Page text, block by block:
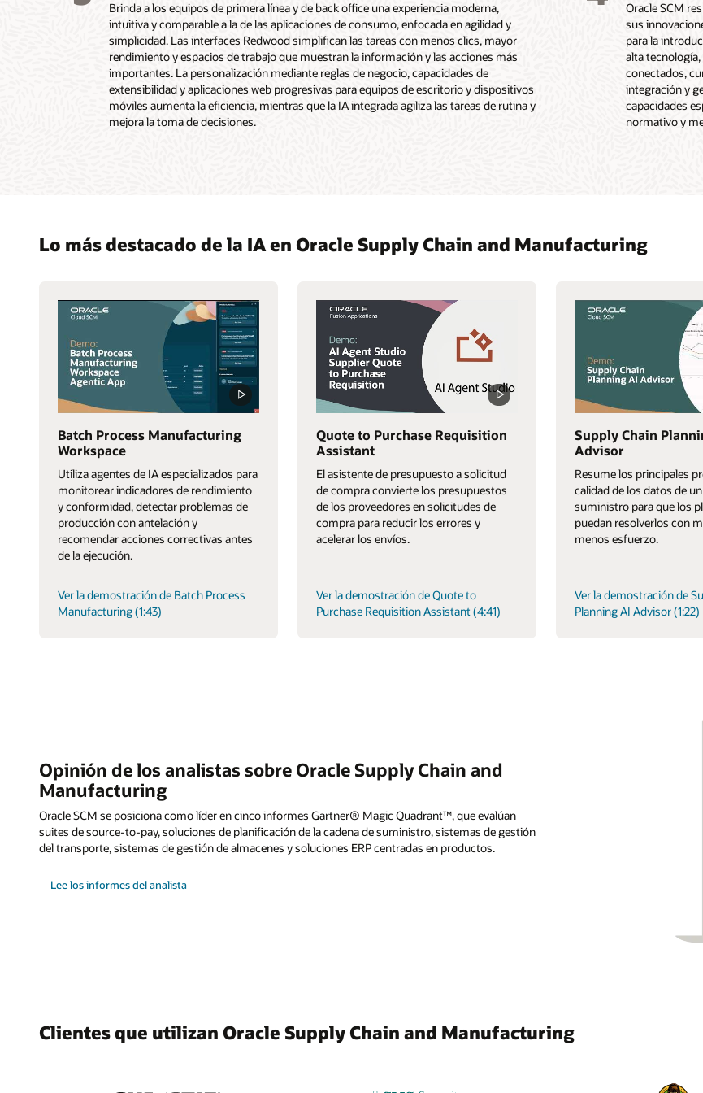
Brinda a los equipos de primera línea y de back office una experiencia moderna,
intuitiva y comparable a la de las aplicaciones de consumo, enfocada en agilidad y
simplicidad. Las interfaces Redwood simplifican las tareas con menos clics, mayor
rendimiento y espacios de trabajo que muestran la información y las acciones más
importantes. La personalización mediante reglas de negocio, capacidades de
extensibilidad y aplicaciones web progresivas para equipos de escritorio y dispositivos
móviles aumenta la eficiencia, mientras que la IA integrada agiliza las tareas de rutina y
mejora la toma de decisiones.
Oracle SCM
sus
para la
alta
conectados,
integración y
capacidades
normativo y
Lo más destacado de la IA en Oracle Supply Chain and Manufacturing
Batch Process Manufacturing
Workspace
Utiliza agentes de IA especializados para
monitorear indicadores de rendimiento
y conformidad, detectar problemas de
producción con antelación y
recomendar acciones correctivas antes
de la ejecución.
Ver la demostración de Batch Process
Manufacturing (1:43)
Quote to Purchase Requisition
Assistant
El asistente de presupuesto a solicitud
de compra convierte los presupuestos
de los proveedores en solicitudes de
compra para reducir los errores y
acelerar los envíos.
Ver la demostración de Quote to
Purchase Requisition Assistant (4:41)
Supply Chain
Advisor
Resume los principales
calidad de los datos de
suministro para que los
puedan resolverlos con
menos esfuerzo.
Ver la demostración de
Planning AI Advisor (1:22)
Opinión de los analistas sobre Oracle Supply Chain and
Manufacturing
Oracle SCM se posiciona como líder en cinco informes Gartner® Magic Quadrant™, que evalúan
suites de source-to-pay, soluciones de planificación de la cadena de suministro, sistemas de gestión
del transporte, sistemas de gestión de almacenes y soluciones ERP centradas en productos.
Lee los informes del analista
Clientes que utilizan Oracle Supply Chain and Manufacturing